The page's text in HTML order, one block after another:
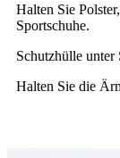
Halten Sie
Sportschuhe.
Schutzhülle unter
Halten Sie die